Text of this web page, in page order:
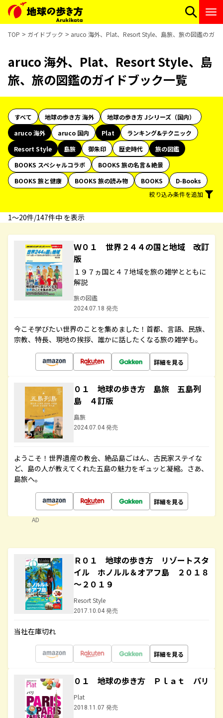
TOP ガイドブック aruco 海外、Plat、Resort Style、島旅、旅の図鑑のガイ
aruco 海外、Plat、Resort Style、島
旅、旅の図鑑のガイドブック一覧
すべて 地球の歩き方 海外
地球の歩き方 Jシリーズ（国内）
aruco 海外
aruco 国内 Plat
ランキング&テクニック
Resort Style
島旅 御朱印 歴史時代
旅の図鑑
BOOKS スペシャルコラボ
BOOKS 旅の名言＆絶景
BOOKS 旅と健康
BOOKS 旅の読み物 BOOKS
D-Books
絞り込み条件を追加
1〜20件/147件中 を表示
Ｗ０１ 世界２４４の国と地域 改訂
版
１９７ヵ国と４７地域を旅の雑学とともに
解説
旅の図鑑
2024.07.18 発売
今こそ学びたい世界のことを集めました！首都、言語、民族、
宗教、特長、現地の挨拶、誰かに話したくなる旅の雑学も。
詳細を見る
０１ 地球の歩き方 島旅 五島列
島 ４訂版
島旅
2024.07.04 発売
ようこそ！世界遺産の教会、絶品島ごはん、古民家ステイな
ど、島の人が教えてくれた五島の魅力をギュッと凝縮。さあ、
島旅へ。
詳細を見る
AD
Ｒ０１ 地球の歩き方 リゾートスタ
イル ホノルル＆オアフ島 ２０１８
～２０１９
Resort Style
2017.10.04 発売
当社在庫切れ
詳細を見る
０１ 地球の歩き方 Ｐｌａｔ パリ
Plat
2018.11.07 発売